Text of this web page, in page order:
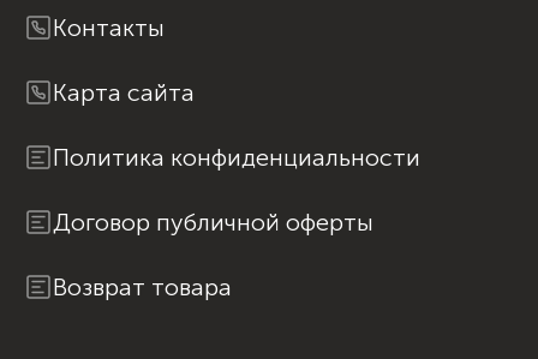
Контакты
Карта сайта
Политика конфиденциальности
Договор публичной оферты
Возврат товара